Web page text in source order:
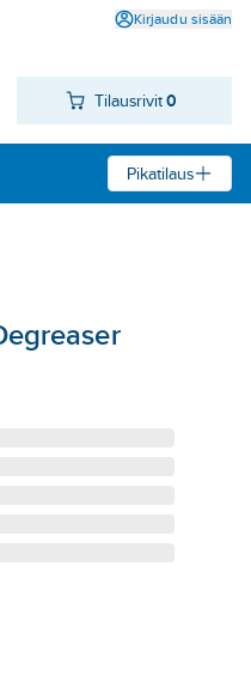
Kirjaudu sisään
Tilausrivit0
Pikatilaus